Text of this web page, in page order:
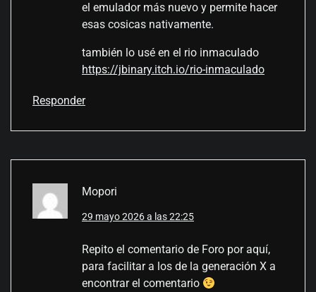
el emulador más nuevo y permite hacer
esas cosicas nativamente.
también lo usé en el rio inmaculado
https://jbinary.itch.io/rio-inmaculado
Responder
Mopori
29 mayo 2026 a las 22:25
Repito el comentario de Foro por aquí,
para facilitar a los de la generación X a
encontrar el comentario